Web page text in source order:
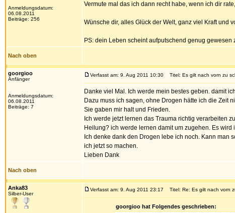
Anmeldungsdatum:
06.08.2011
Beiträge: 256
Vermute mal das ich dann recht habe, wenn ich dir
Wünsche dir, alles Glück der Welt, ganz viel Kraft und
PS: dein Leben scheint aufputschend genug
Nach oben
goorgioo
Anfänger
Anmeldungsdatum:
06.08.2011
Beiträge: 7
Verfasst am: 9. Aug 2011 10:30 Titel: Es gilt nach vorn zu
Danke viel Mal. Ich werde mein bestes geben. damit
Dazu muss ich sagen, ohne Drogen hätte ich die Zeit
Sie gaben mir halt und Frieden.
Ich werde jetzt lernen das Trauma richtig verarbeiten
Heilung? ich werde lernen damit um zugehen. Es
Ich denke dank den Drogen lebe ich noch. Kann man
ich jetzt so machen.
Lieben Dank
Nach oben
Anka83
Silber-User
Verfasst am: 9. Aug 2011 23:17 Titel: Re: Es gilt nach vorn
goorgioo hat Folgendes geschrieben: